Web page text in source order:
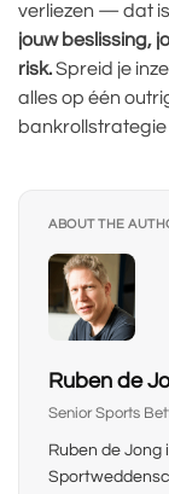
verliezen — dat
jouw beslissing,
risk.Spreid je
alles op één
ABOUT THE
Ruben de
Senior Sports
Ruben de